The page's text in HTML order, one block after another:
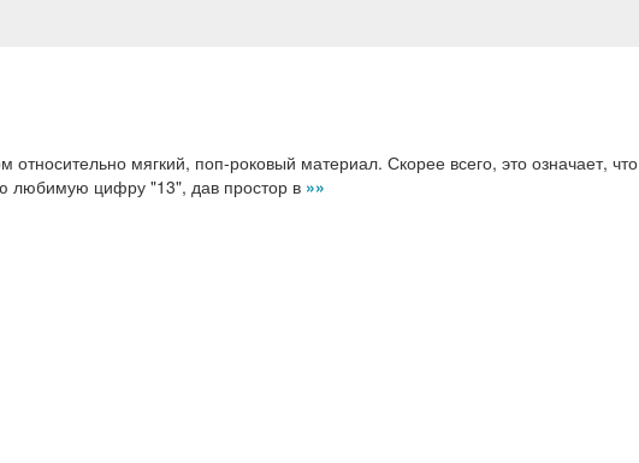
мягкий, поп-роковый материал. Скорее всего, это означает, что
любимую цифру "13", дав простор в »»